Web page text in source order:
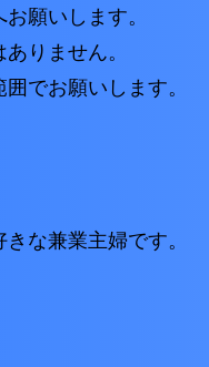
願いします。
りません。
でお願いします。
な兼業主婦です。